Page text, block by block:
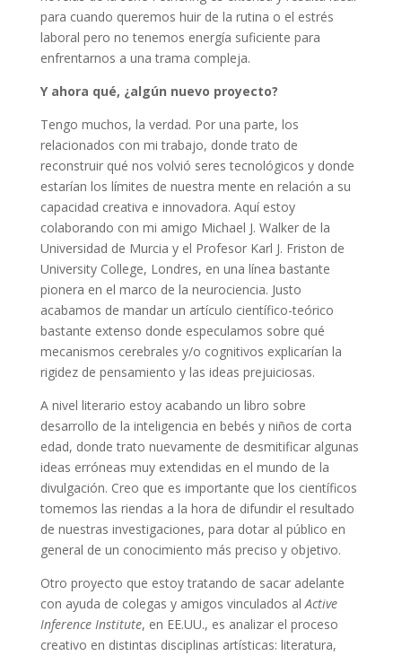
para cuando queremos huir de la rutina o el estrés
laboral pero no tenemos energía suficiente para
enfrentarnos a una trama compleja.
Y ahora qué, ¿algún nuevo proyecto?
Tengo muchos, la verdad. Por una parte, los
relacionados con mi trabajo, donde trato de
reconstruir qué nos volvió seres tecnológicos y donde
estarían los límites de nuestra mente en relación a su
capacidad creativa e innovadora. Aquí estoy
colaborando con mi amigo Michael J. Walker de la
Universidad de Murcia y el Profesor Karl J. Friston de
University College, Londres, en una línea bastante
pionera en el marco de la neurociencia. Justo
acabamos de mandar un artículo científico-teórico
bastante extenso donde especulamos sobre qué
mecanismos cerebrales y/o cognitivos explicarían la
rigidez de pensamiento y las ideas prejuiciosas.
A nivel literario estoy acabando un libro sobre
desarrollo de la inteligencia en bebés y niños de corta
edad, donde trato nuevamente de desmitificar algunas
ideas erróneas muy extendidas en el mundo de la
divulgación. Creo que es importante que los científicos
tomemos las riendas a la hora de difundir el resultado
de nuestras investigaciones, para dotar al público en
general de un conocimiento más preciso y objetivo.
Otro proyecto que estoy tratando de sacar adelante
con ayuda de colegas y amigos vinculados alActive
Inference Institute, en EE.UU., es analizar el proceso
creativo en distintas disciplinas artísticas: literatura,